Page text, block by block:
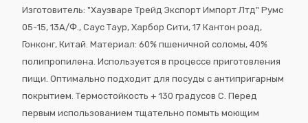
Изготовитель: "Хаузваре Трейд Экспорт Импорт Лтд" Румс
05-15, 13A/Ф., Саус Таур, Харбор Сити, 17 Кантон роад,
Гонконг, Китай. Материал: 60% пшеничной соломы, 40%
полипропилена. Используется в процессе приготовления
пищи. Оптимально подходит для посуды с антипригарным
покрытием. Термостойкость + 130 градусов С. Перед
первым использованием тщательно помыть моющим